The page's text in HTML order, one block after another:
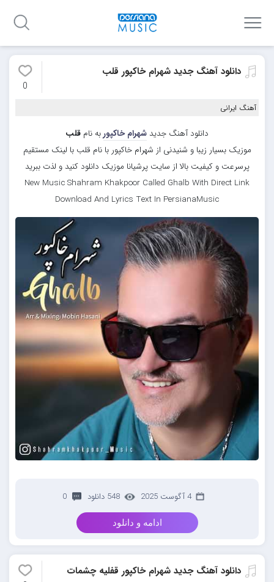
دانلود آهنگ جدید شهرام خاکپور قلب
0
آهنگ ایرانی
دانلود آهنگ جدید شهرام خاکپوربه نام قلب
موزیک بسیار زیبا و شنیدنی از شهرام خاکپور با نام قلب با لینک مستقیم
پرسرعت و کیفیت بالا از سایت پرشیانا موزیک دانلود کنید و لذت ببرید
New Music Shahram Khakpoor Called Ghalb With Direct Link
Download And Lyrics Text In PersianaMusic
4 آگوست 2025 548 دانلود 0
ادامه و دانلود
دانلود آهنگ جدید شهرام خاکپور قفلیه چشمات